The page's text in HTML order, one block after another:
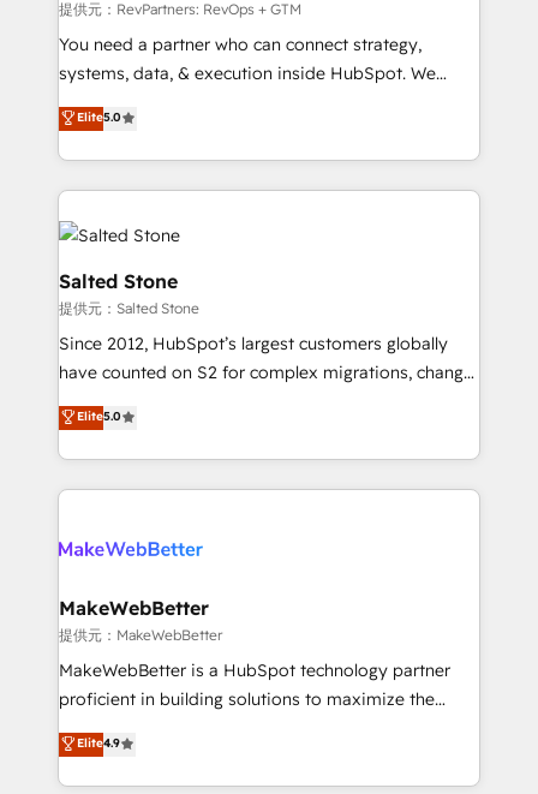
future.” Others agree it is proof of trust built through
measurable impact.
提供元：RevPartners: RevOps + GTM
You need a partner who can connect strategy,
systems, data, & execution inside HubSpot. We
bridge the gap where most agencies fall short by
combining GTM strategy with technical execution to
solve the right problem with the right solution. As the
only firm in the world to hold Elite Partner
Accreditations with both HubSpot and Clay, our
clients gain a unique advantage in CRM architecture,
pipeline generation, data intelligence, and go-to-
market execution. Why B2B Businesses Choose RP: -
Secure: Soc2 compliant 🛡️ - Pricing: Implementations
starting at $1,5k 💵 - Speed: Launch in 14 days ⚡ -
Scale: Fastest tiering Elite HubSpot Partner 🪴 -
technical agency for a growth problem. Hire a
Elite5.0
Salted Stone
提供元：Salted Stone
Since 2012, HubSpot’s largest customers globally
have counted on S2 for complex migrations, change
management, systems integration, and creative
solutions that deliver measurable impact and
transform brand experiences As one of the few full-
service creative agencies in the HubSpot
winning design to build scalable, globally
marketing campaigns, & RevOps frameworks that
fuel long-term success We connect the entire
customer lifecycle through seamless integrations,
ensure long-term adoption with change-
and service to drive sustainable growth With 6 key
HubSpot accreditations and experience across
Elite5.0
MakeWebBetter
提供元：MakeWebBetter
MakeWebBetter is a HubSpot technology partner
proficient in building solutions to maximize the
operational efficiency of HubSpot. The fastest-
growing tech-enabler & facilitator, MakeWebBetter,
hands you the blend of HubSpot expertise &
Elite4.9